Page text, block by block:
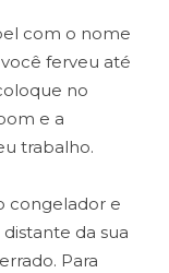
com o nome
ferveu até
no
e a
trabalho.
congelador e
da sua
Para